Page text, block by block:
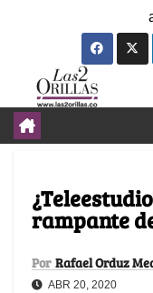
rampante
Por Rafael Orduz
ABR 20, 2020